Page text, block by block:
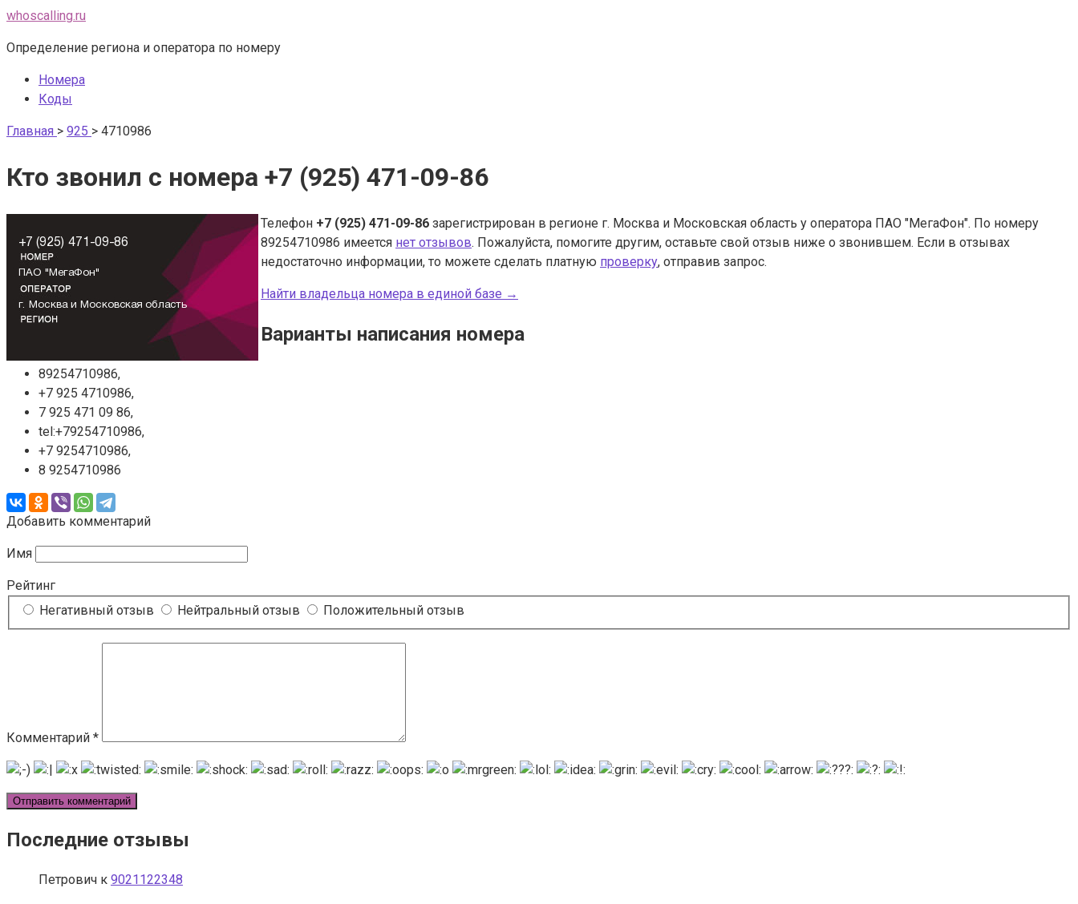
Перейти
контенту
whoscalling.ru
Определение региона и оператора по номеру
Номера
Коды
Главная > 925 > 4710986
Кто звонил с номера +7 (925) 471-09-86
Телефон +7 (925) 471-09-86 зарегистрирован в регионе г. Москва и Московская область у оператора ПАО "МегаФон". По номеру
89254710986 имеется нет отзывов. Пожалуйста, помогите другим, оставьте свой отзыв ниже о звонившем. Если в отзывах
недостаточно информации, то можете сделать платную проверку, отправив запрос.
Найти владельца номера в единой базе →
Варианты написания номера
89254710986,
+7 925 4710986,
7 925 471 09 86,
tel:+79254710986,
+7 9254710986,
8 9254710986
Добавить комментарий
Имя
Рейтинг
Негативный отзыв
Нейтральный отзыв Положительный отзыв
Комментарий *
Последние отзывы
Петрович к 9021122348